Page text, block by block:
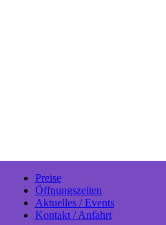
Preise
Öffnungszeiten
Aktuelles / Events
Kontakt / Anfahrt